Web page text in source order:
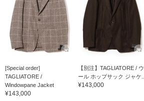
[Special order]
TAGLIATORE /
Windowpane Jacket
¥143,000
【別注】TAGLIATORE / ウ
ール ホップサック ジャケ...
¥143,000